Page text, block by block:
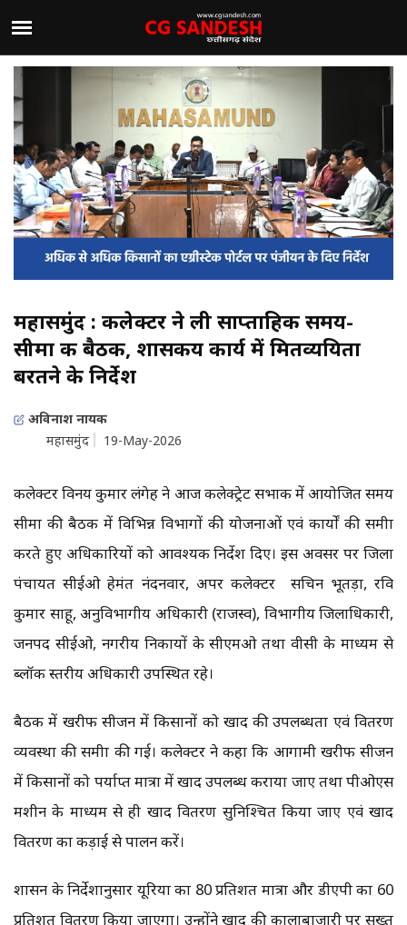
महासमुंद : कलेक्टर ने ली साप्ताहिक समय-
सीमा की बैठक, शासकीय कार्य में मितव्ययिता
बरतने के निर्देश
अविनाश नायक
महासमुंद
19-May-2026
कलेक्टर विनय कुमार लंगेह ने आज कलेक्ट्रेट सभाकक्ष में आयोजित समय
सीमा की बैठक में विभिन्न विभागों की योजनाओं एवं कार्यों की समीक्षा
करते हुए अधिकारियों को आवश्यक निर्देश दिए। इस अवसर पर जिला
पंचायत सीईओ हेमंत नंदनवार, अपर कलेक्टर सचिन भूतड़ा, रवि
कुमार साहू, अनुविभागीय अधिकारी (राजस्व), विभागीय जिलाधिकारी,
जनपद सीईओ, नगरीय निकायों के सीएमओ तथा वीसी के माध्यम से
ब्लॉक स्तरीय अधिकारी उपस्थित रहे।
बैठक में खरीफ सीजन में किसानों को खाद की उपलब्धता एवं वितरण
व्यवस्था की समीक्षा की गई। कलेक्टर ने कहा कि आगामी खरीफ सीजन
में किसानों को पर्याप्त मात्रा में खाद उपलब्ध कराया जाए तथा पीओएस
मशीन के माध्यम से ही खाद वितरण सुनिश्चित किया जाए एवं खाद
वितरण का कड़ाई से पालन करें।
शासन के निर्देशानुसार यूरिया का 80 प्रतिशत मात्रा और डीएपी का 60
प्रतिशत वितरण किया जाएगा। उन्होंने खाद की कालाबाजारी पर सख्त